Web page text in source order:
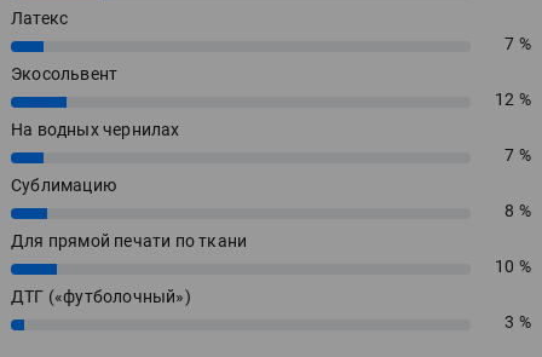
Латекс
7%
7 %
Экосольвент
12%
12 %
На водных чернилах
7%
7 %
Сублимацию
8%
8 %
Для прямой печати по ткани
10%
10 %
ДТГ («футболочный»)
3% 3 %